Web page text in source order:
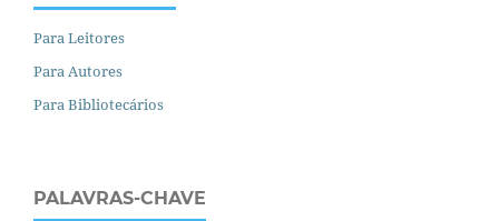
Para Leitores
Para Autores
Para Bibliotecários
PALAVRAS-CHAVE